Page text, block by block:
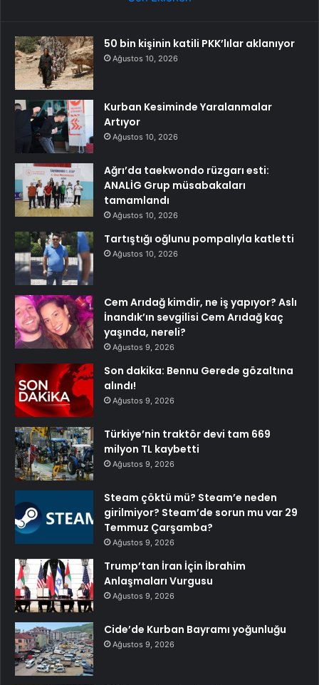
50 bin kişinin katili PKK’lılar aklanıyor
Ağustos 10, 2026
Kurban Kesiminde Yaralanmalar
Artıyor
Ağustos 10, 2026
Ağrı’da taekwondo rüzgarı esti:
ANALİG Grup müsabakaları
tamamlandı
Ağustos 10, 2026
Tartıştığı oğlunu pompalıyla katletti
Ağustos 10, 2026
Cem Arıdağ kimdir, ne iş yapıyor? Aslı
İnandık’ın sevgilisi Cem Arıdağ kaç
yaşında, nereli?
Ağustos 9, 2026
Son dakika: Bennu Gerede gözaltına
alındı!
Ağustos 9, 2026
Türkiye’nin traktör devi tam 669
milyon TL kaybetti
Ağustos 9, 2026
Steam çöktü mü? Steam’e neden
girilmiyor? Steam’de sorun mu var 29
Temmuz Çarşamba?
Ağustos 9, 2026
Trump’tan İran İçin İbrahim
Anlaşmaları Vurgusu
Ağustos 9, 2026
Cide’de Kurban Bayramı yoğunluğu
Ağustos 9, 2026